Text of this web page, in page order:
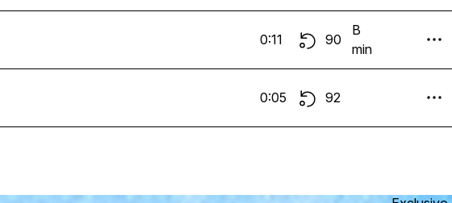
0:11 90
B
min
0:05 92